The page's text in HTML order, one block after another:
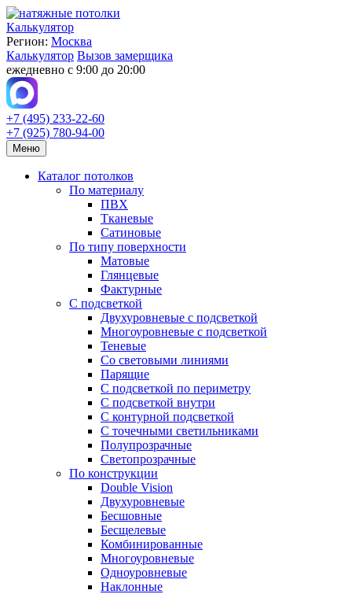
Калькулятор
Регион: Москва
Калькулятор Вызов замерщика
ежедневно с 9:00 до 20:00
+7 (495) 233-22-60
+7 (925) 780-94-00
Меню
Каталог потолков
По материалу
ПВХ
Тканевые
Сатиновые
По типу поверхности
Матовые
Глянцевые
Фактурные
С подсветкой
Двухуровневые с подсветкой
Многоуровневые с подсветкой
Теневые
Со световыми линиями
Парящие
С подсветкой по периметру
С подсветкой внутри
С контурной подсветкой
С точечными светильниками
Полупрозрачные
Светопрозрачные
По конструкции
Double Vision
Двухуровневые
Бесшовные
Бесщелевые
Комбинированные
Многоуровневые
Одноуровневые
Наклонные